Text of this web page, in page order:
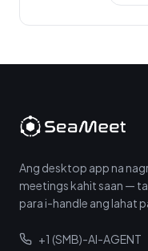
Ang desktop app na
meetings kahit saan —
para i-handle ang lahat
+1 (SMB)-AI-AGENT